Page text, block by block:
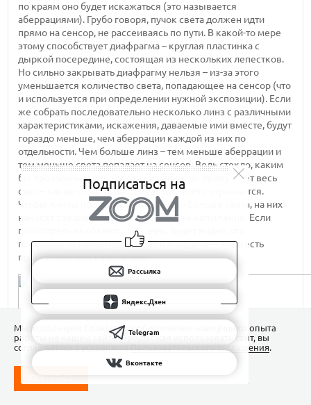
по краям оно будет искажаться (это называется
аберрациями). Грубо говоря, пучок света должен идти
прямо на сенсор, не рассеиваясь по пути. В какой-то мере
этому способствует диафрагма – круглая пластинка с
дыркой посередине, состоящая из нескольких лепестков.
Но сильно закрывать диафрагму нельзя – из-за этого
уменьшается количество света, попадающее на сенсор (что
и используется при определении нужной экспозиции). Если
же собрать последовательно несколько линз с различными
характеристиками, искажения, даваемые ими вместе, будут
гораздо меньше, чем аберрации каждой из них по
отдельности. Чем больше линз – тем меньше аберрации и
тем меньше света попадает на сенсор. Ведь стекло, каким
бы прозрачным оно нам ни казалось, не пропускает весь
свет – какая-то часть рассеивается, что-то отражается.
Чтобы линзы пропускали как можно больше света, на них
наносят специальное просветляющее напыление. Если
посмотреть на объектив камеры, будет видно, что
поверхность линзы переливается радугой – это и есть
просветляющее напыление.
Подписаться на
Рассылка
Яндекс.Дзен
Telegram
Вконтакте
Мы используем Сookies для обеспечения наилучшего опыта
работы на нашем сайте. Продолжая использовать сайт, вы
соглашаетесь с условиямиПользовательского соглашения.
ПОНЯТНО